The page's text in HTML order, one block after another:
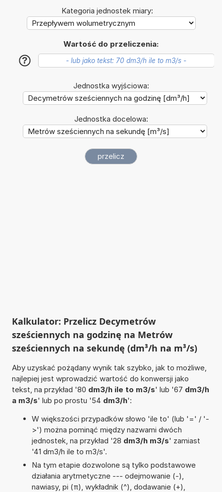
Kategoria jednostek miary:
Wartość do przeliczenia:
?
Jednostka wyjściowa:
Jednostka docelowa:
Kalkulator: Przelicz Decymetrów
sześciennych na godzinę na Metrów
sześciennych na sekundę (dm³/h na m³/s)
Aby uzyskać pożądany wynik tak szybko, jak to możliwe,
najlepiej jest wprowadzić wartość do konwersji jako
tekst, na przykład '80 dm3/h ile to m3/s' lub '67 dm3/h
a m3/s' lub po prostu '54 dm3/h':
W większości przypadków słowo 'ile to' (lub '=' / '-
>') można pominąć między nazwami dwóch
jednostek, na przykład '28 dm3/h m3/s' zamiast
'41 dm3/h ile to m3/s'.
Na tym etapie dozwolone są tylko podstawowe
działania arytmetyczne --- odejmowanie (-),
nawiasy, pi (π), wykładnik (^), dodawanie (+),